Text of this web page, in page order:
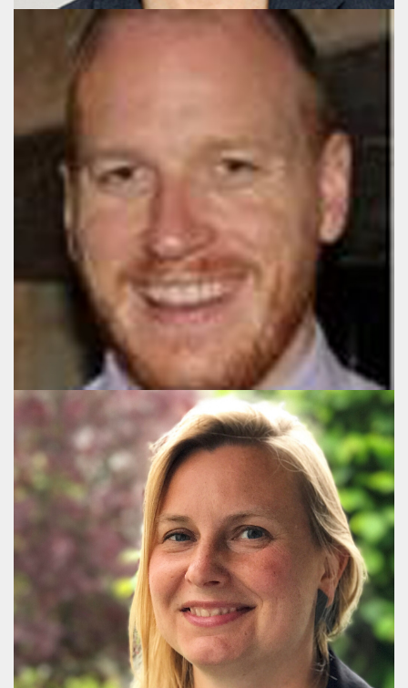
Gareth Morgan
+44 (020) 3178 3581
gm@publicaffairsgroup.eu
Tinne Vestergaard Nielsen
Communications Advisor and Project Manager
+45 2926 1121
tvn@publicaffairsgroup.dk